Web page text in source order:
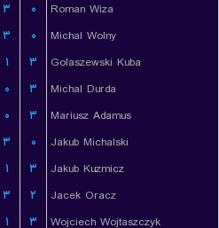
۳ ۰
Roman Wiza
۳ ۰
Michal Wolny
۱ ۳
Golaszewski Kuba
۰ ۳
Michal Durda
۰ ۳
Mariusz Adamus
۳ ۰
Jakub Michalski
۱ ۳
Jakub Kuzmicz
۳ ۲
Jacek Oracz
۱ ۳
Wojciech Wojtaszczyk